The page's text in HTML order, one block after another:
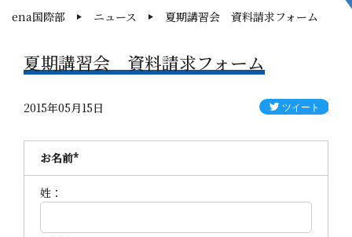
ena国際部 ニュース 夏期講習会 資料請求フォーム
夏期講習会 資料請求フォーム
2015年05月15日
お名前*
姓：